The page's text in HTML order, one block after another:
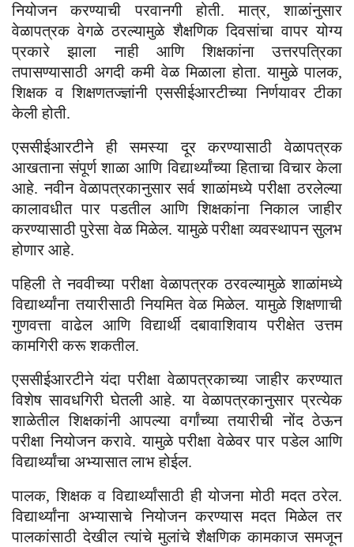
नियोजन करण्याची परवानगी होती. मात्र, शाळांनुसार
वेळापत्रक वेगळे ठरल्यामुळे शैक्षणिक दिवसांचा वापर योग्य
प्रकारे झाला नाही आणि शिक्षकांना उत्तरपत्रिका
तपासण्यासाठी अगदी कमी वेळ मिळाला होता. यामुळे पालक,
शिक्षक व शिक्षणतज्ज्ञांनी एससीईआरटीच्या निर्णयावर टीका
केली होती.
एससीईआरटीने ही समस्या दूर करण्यासाठी वेळापत्रक
आखताना संपूर्ण शाळा आणि विद्यार्थ्यांच्या हिताचा विचार केला
आहे. नवीन वेळापत्रकानुसार सर्व शाळांमध्ये परीक्षा ठरलेल्या
कालावधीत पार पडतील आणि शिक्षकांना निकाल जाहीर
करण्यासाठी पुरेसा वेळ मिळेल. यामुळे परीक्षा व्यवस्थापन सुलभ
होणार आहे.
पहिली ते नववीच्या परीक्षा वेळापत्रक ठरवल्यामुळे शाळांमध्ये
विद्यार्थ्यांना तयारीसाठी नियमित वेळ मिळेल. यामुळे शिक्षणाची
गुणवत्ता वाढेल आणि विद्यार्थी दबावाशिवाय परीक्षेत उत्तम
कामगिरी करू शकतील.
एससीईआरटीने यंदा परीक्षा वेळापत्रकाच्या जाहीर करण्यात
विशेष सावधगिरी घेतली आहे. या वेळापत्रकानुसार प्रत्येक
शाळेतील शिक्षकांनी आपल्या वर्गांच्या तयारीची नोंद ठेऊन
परीक्षा नियोजन करावे. यामुळे परीक्षा वेळेवर पार पडेल आणि
विद्यार्थ्यांचा अभ्यासात लाभ होईल.
पालक, शिक्षक व विद्यार्थ्यांसाठी ही योजना मोठी मदत ठरेल.
विद्यार्थ्यांना अभ्यासाचे नियोजन करण्यास मदत मिळेल तर
पालकांसाठी देखील त्यांचे मुलांचे शैक्षणिक कामकाज समजून